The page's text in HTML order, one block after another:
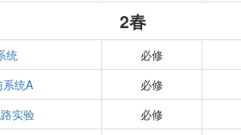
2春
统 必修
统A 必修
实验 必修